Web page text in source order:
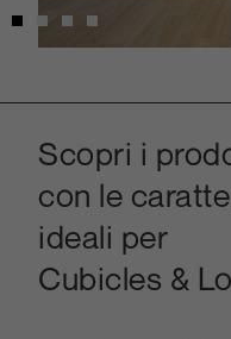
Scopri i
con le
ideali per
Cubicles &